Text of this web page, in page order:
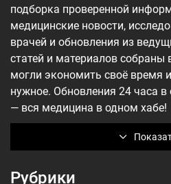
подборка проверенной
медицинские новости,
врачей и обновления из
статей и материалов
могли экономить своё время
нужное. Обновления 24 часа
— вся медицина в одном хабе!
Рубрики